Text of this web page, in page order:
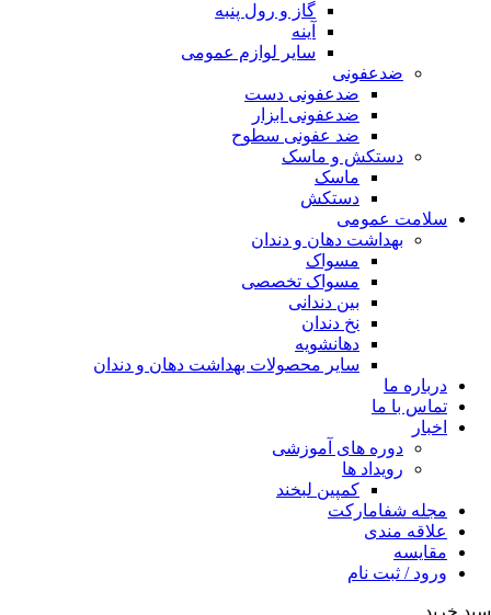
گاز و رول پنبه
آینه
سایر لوازم عمومی
ضدعفونی
ضدعفونی دست
ضدعفونی ابزار
ضد عفونی سطوح
دستکش و ماسک
ماسک
دستکش
سلامت عمومی
بهداشت دهان و دندان
مسواک
مسواک تخصصی
بین دندانی
نخ دندان
دهانشویه
سایر محصولات بهداشت دهان و دندان
درباره ما
تماس با ما
اخبار
دوره های آموزشی
رویداد ها
کمپین لبخند
مجله شفامارکت
علاقه مندی
مقایسه
ورود / ثبت نام
سبد خرید